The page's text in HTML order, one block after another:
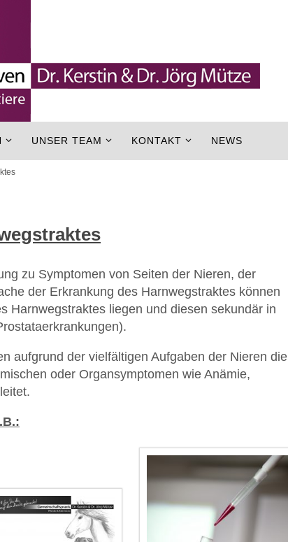
UNSER TEAM KONTAKT NEWS
zu Symptomen von Seiten der Nieren, der
der Erkrankung des Harnwegstraktes können
Harnwegstraktes liegen und diesen sekundär in
aufgrund der vielfältigen Aufgaben der Nieren die
oder Organsymptomen wie Anämie,